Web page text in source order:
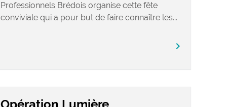
Professionnels Brédois organise cette fête
conviviale qui a pour but de faire connaître les...
chevron_right